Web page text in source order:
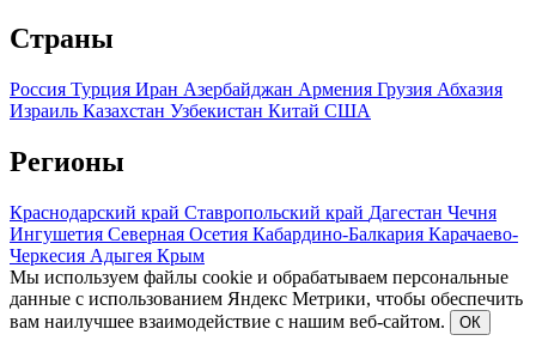
Страны
Россия Турция Иран Азербайджан Армения Грузия Абхазия
Израиль Казахстан Узбекистан Китай США
Регионы
Краснодарский край Ставропольский край Дагестан Чечня
Ингушетия Северная Осетия Кабардино-Балкария Карачаево-
Черкесия Адыгея Крым
Мы используем файлы cookie и обрабатываем персональные
данные с использованием Яндекс Метрики, чтобы обеспечить
вам наилучшее взаимодействие с нашим веб-сайтом.
ОК